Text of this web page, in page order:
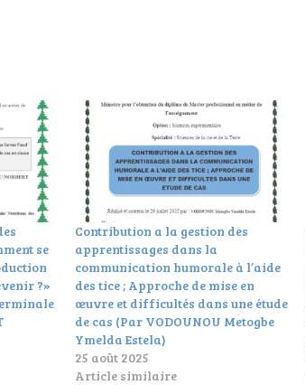
se
?»
Contribution a la gestion des
apprentissages dans la
communication humorale à l’aide
des tice ; Approche de mise en
œuvre et difficultés dans une étude
de cas (Par VODOUNOU Metogbe
Ymelda Estela)
25 août 2025
Article similaire